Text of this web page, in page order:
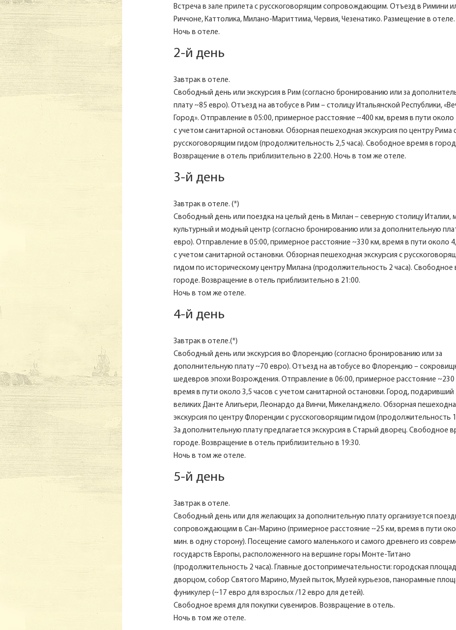
Встреча в зале прилета с русскоговорящим сопровождающим. Отъезд в Римини
Риччоне, Каттолика, Милано-Мариттима, Червия, Чезенатико. Размещение в отеле.
Ночь в отеле.
2-й день
Завтрак в отеле.
Свободный день или экскурсия в Рим (согласно бронированию или за
плату ~85 евро). Отъезд на автобусе в Рим – столицу Итальянской Республики,
Город». Отправление в 05:00, примерное расстояние ~400 км, время в пути около
с учетом санитарной остановки. Обзорная пешеходная экскурсия по центру Рима
русскоговорящим гидом (продолжительность 2,5 часа). Свободное время в
Возвращение в отель приблизительно в 22:00. Ночь в том же отеле.
3-й день
Завтрак в отеле. (*)
Свободный день или поездка на целый день в Милан – северную столицу Италии,
культурный и модный центр (согласно бронированию или за дополнительную
евро). Отправление в 05:00, примерное расстояние ~330 км, время в пути около
с учетом санитарной остановки. Обзорная пешеходная экскурсия с
гидом по историческому центру Милана (продолжительность 2 часа). Свободное
городе. Возвращение в отель приблизительно в 21:00.
Ночь в том же отеле.
4-й день
Завтрак в отеле.(*)
Свободный день или экскурсия во Флоренцию (согласно бронированию или за
дополнительную плату ~70 евро). Отъезд на автобусе во Флоренцию –
шедевров эпохи Возрождения. Отправление в 06:00, примерное расстояние ~230
время в пути около 3,5 часов с учетом санитарной остановки. Город,
великих Данте Алигьери, Леонардо да Винчи, Микеланджело. Обзорная
экскурсия по центру Флоренции с русскоговорящим гидом (продолжительность
За дополнительную плату предлагается экскурсия в Старый дворец. Свободное
городе. Возвращение в отель приблизительно в 19:30.
Ночь в том же отеле.
5-й день
Завтрак в отеле.
Свободный день или для желающих за дополнительную плату организуется
сопровождающим в Сан-Марино (примерное расстояние ~25 км, время в пути
мин. в одну сторону). Посещение самого маленького и самого древнего из
государств Европы, расположенного на вершине горы Монте-Титано
(продолжительность 2 часа). Главные достопримечательности: городская
дворцом, собор Святого Марино, Музей пыток, Музей курьезов, панорамные
фуникулер (~17 евро для взрослых /12 евро для детей).
Свободное время для покупки сувениров. Возвращение в отель.
Ночь в том же отеле.